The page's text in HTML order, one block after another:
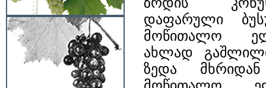
დაფარული
მოწითალო
ახლად
ზედა მხრიდან